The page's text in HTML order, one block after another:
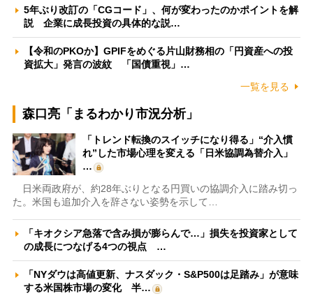
5年ぶり改訂の「CGコード」、何が変わったのかポイントを解
説 企業に成長投資の具体的な説…
【令和のPKOか】GPIFをめぐる片山財務相の「円資産への投
資拡大」発言の波紋 「国債重視」…
一覧を見る
森口亮「まるわかり市況分析」
「トレンド転換のスイッチになり得る」“介入慣
れ”した市場心理を変える「日米協調為替介入」
…
日米両政府が、約28年ぶりとなる円買いの協調介入に踏み切っ
た。米国も追加介入を辞さない姿勢を示して…
「キオクシア急落で含み損が膨らんで…」損失を投資家として
の成長につなげる4つの視点 …
「NYダウは高値更新、ナスダック・S&P500は足踏み」が意味
する米国株市場の変化 半…